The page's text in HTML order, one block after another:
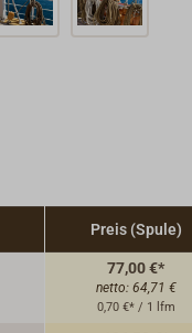
Preis (Spule)
77,00 €*
netto: 64,71 €
0,70 €* / 1 lfm